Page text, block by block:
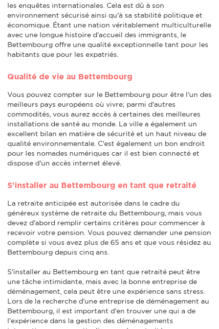
les enquêtes internationales. Cela est dû à son
environnement sécurisé ainsi qu'à sa stabilité politique et
économique. Étant une nation véritablement multiculturelle
avec une longue histoire d'accueil des immigrants, le
Bettembourg offre une qualité exceptionnelle tant pour les
habitants que pour les expatriés.
Qualité de vie au Bettembourg
Vous pouvez compter sur le Bettembourg pour être l'un des
meilleurs pays européens où vivre; parmi d'autres
commodités, vous aurez accès à certaines des meilleures
installations de santé au monde. La ville a également un
excellent bilan en matière de sécurité et un haut niveau de
qualité environnementale. C'est également un bon endroit
pour les nomades numériques car il est bien connecté et
dispose d'un accès internet élevé.
S'installer au Bettembourg en tant que retraité
La retraite anticipée est autorisée dans le cadre du
généreux système de retraite du Bettembourg, mais vous
devez d'abord remplir certains critères pour commencer à
recevoir votre pension. Vous pouvez demander une pension
complète si vous avez plus de 65 ans et que vous résidez au
Bettembourg depuis cinq ans.
S'installer au Bettembourg en tant que retraité peut être
une tâche intimidante, mais avec la bonne entreprise de
déménagement, cela peut être une expérience sans stress.
Lors de la recherche d'une entreprise de déménagement au
Bettembourg, il est important d'en trouver une qui a de
l'expérience dans la gestion des déménagements